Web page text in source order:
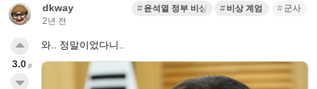
dkway
2년 전
윤석열 정부 비상계엄 비상 계엄 군사
와.. 정말이었다니..
3.0 p